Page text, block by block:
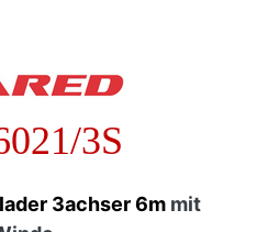
3S
3achser 6m mit